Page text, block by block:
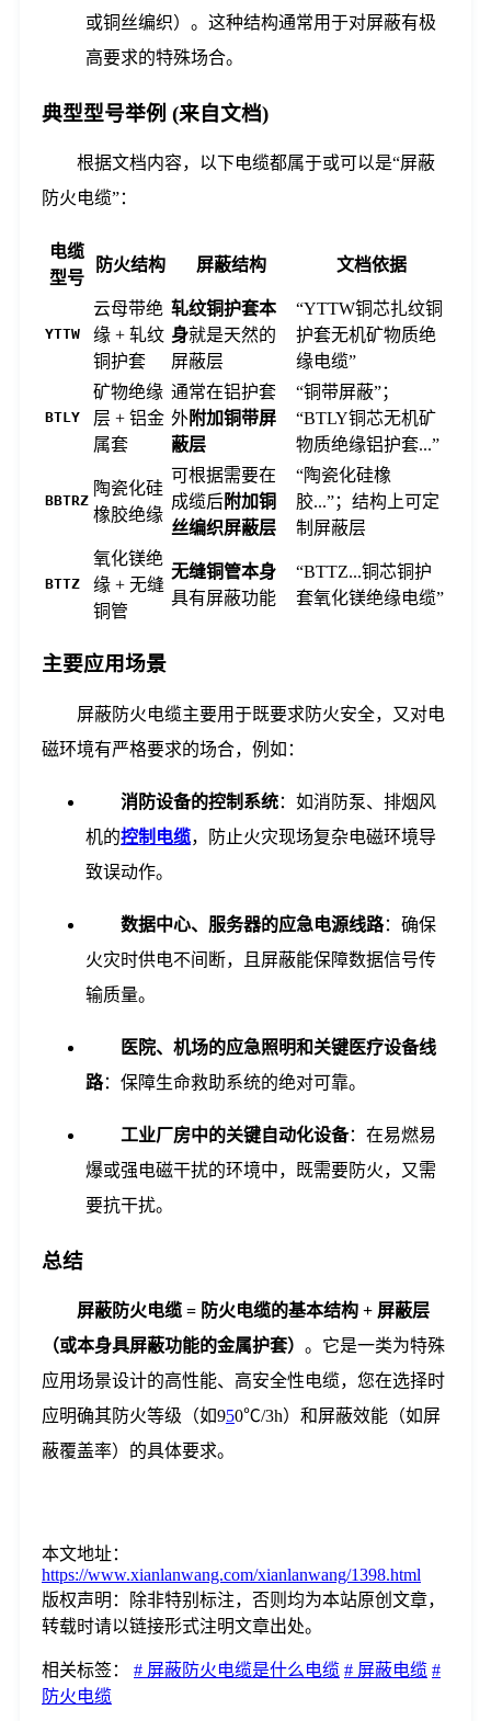
或铜丝编织）。这种结构通常用于对屏蔽有极
高要求的特殊场合。
典型型号举例 (来自文档)
根据文档内容，以下电缆都属于或可以是“屏蔽
防火电缆”：
电缆
型号
防火结构 屏蔽结构 文档依据
YTTW
云母带绝
缘 + 轧纹
铜护套
轧纹铜护套本
身就是天然的
屏蔽层
“YTTW铜芯扎纹铜
护套无机矿物质绝
缘电缆”
BTLY
矿物绝缘
层 + 铝金
属套
通常在铝护套
外附加铜带屏
蔽层
“铜带屏蔽”；
“BTLY铜芯无机矿
物质绝缘铝护套...”
BBTRZ
陶瓷化硅
橡胶绝缘
可根据需要在
成缆后附加铜
丝编织屏蔽层
“陶瓷化硅橡
胶...”；结构上可定
制屏蔽层
BTTZ
氧化镁绝
缘 + 无缝
铜管
无缝铜管本身
具有屏蔽功能
“BTTZ...铜芯铜护
套氧化镁绝缘电缆”
主要应用场景
屏蔽防火电缆主要用于既要求防火安全，又对电
磁环境有严格要求的场合，例如：
消防设备的控制系统：如消防泵、排烟风
机的控制电缆，防止火灾现场复杂电磁环境导
致误动作。
数据中心、服务器的应急电源线路：确保
火灾时供电不间断，且屏蔽能保障数据信号传
输质量。
医院、机场的应急照明和关键医疗设备线
路：保障生命救助系统的绝对可靠。
工业厂房中的关键自动化设备：在易燃易
爆或强电磁干扰的环境中，既需要防火，又需
要抗干扰。
总结
屏蔽防火电缆 = 防火电缆的基本结构 + 屏蔽层
（或本身具屏蔽功能的金属护套） 。它是一类为特殊
应用场景设计的高性能、高安全性电缆，您在选择时
应明确其防火等级（如950℃/3h）和屏蔽效能（如屏
蔽覆盖率）的具体要求。
本文地址：
https://www.xianlanwang.com/xianlanwang/1398.html
版权声明：
除非特别标注，否则均为本站原创文章，
转载时请以链接形式注明文章出处。
相关标签： # 屏蔽防火电缆是什么电缆 # 屏蔽电缆 #
防火电缆